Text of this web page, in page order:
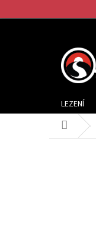
na
LEZENÍ
Domů